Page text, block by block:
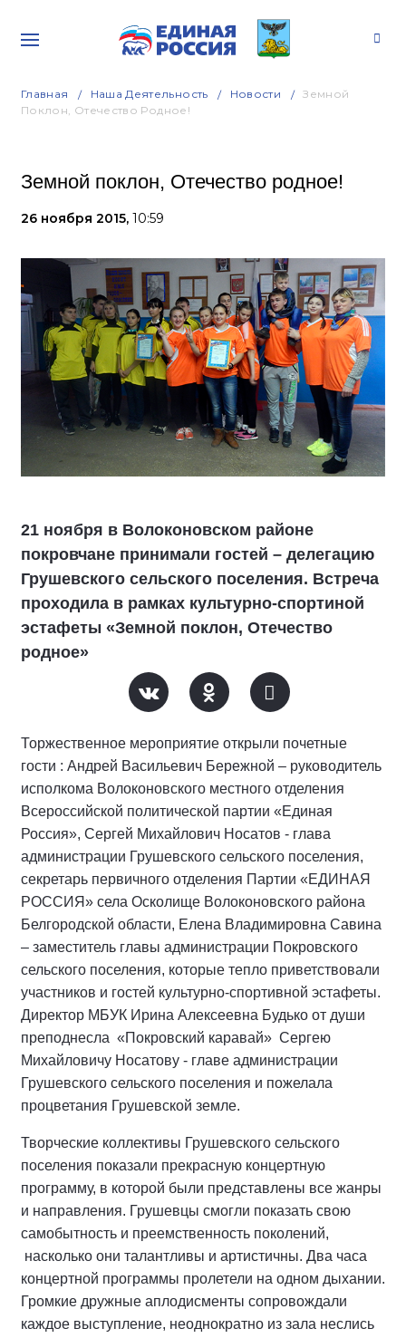
Главная Наша Деятельность Новости
Земной
Поклон, Отечество Родное!
Земной поклон, Отечество родное!
26 ноября 2015, 10:59
21 ноября в Волоконовском районе
покровчане принимали гостей – делегацию
Грушевского сельского поселения. Встреча
проходила в рамках культурно-спортиной
эстафеты «Земной поклон, Отечество
родное»
Торжественное мероприятие открыли почетные
гости : Андрей Васильевич Бережной – руководитель
исполкома Волоконовского местного отделения
Всероссийской политической партии «Единая
Россия», Сергей Михайлович Носатов - глава
администрации Грушевского сельского поселения,
секретарь первичного отделения Партии «ЕДИНАЯ
РОССИЯ» села Осколище Волоконовского района
Белгородской области, Елена Владимировна Савина
– заместитель главы администрации Покровского
сельского поселения, которые тепло приветствовали
участников и гостей культурно-спортивной эстафеты.
Директор МБУК Ирина Алексеевна Будько от души
преподнесла «Покровский каравай» Сергею
Михайловичу Носатову - главе администрации
Грушевского сельского поселения и пожелала
процветания Грушевской земле.
Творческие коллективы Грушевского сельского
поселения показали прекрасную концертную
программу, в которой были представлены все жанры
и направления. Грушевцы смогли показать свою
самобытность и преемственность поколений,
насколько они талантливы и артистичны. Два часа
концертной программы пролетели на одном дыхании.
Громкие дружные аплодисменты сопровождали
каждое выступление, неоднократно из зала неслись